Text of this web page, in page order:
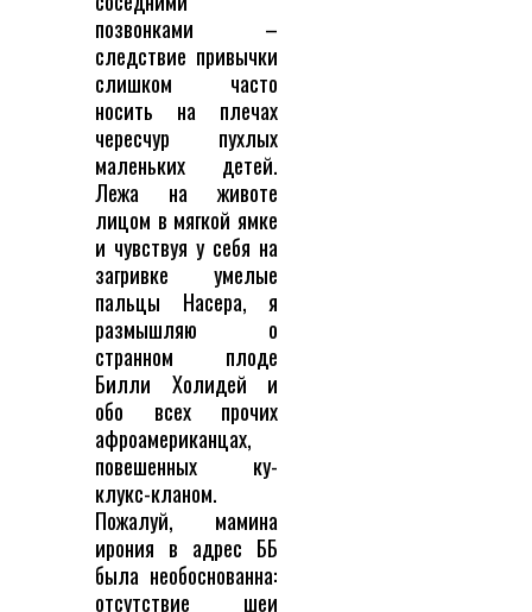
позвонками –
следствие привычки
слишком часто
носить на плечах
чересчур пухлых
маленьких детей.
Лежа на животе
лицом в мягкой ямке
и чувствуя у себя на
загривке умелые
пальцы Насера, я
размышляю о
странном плоде
Билли Холидей и
обо всех прочих
афроамериканцах,
повешенных ку-
клукс-кланом.
Пожалуй, мамина
ирония в адрес ББ
была необоснованна:
отсутствие шеи